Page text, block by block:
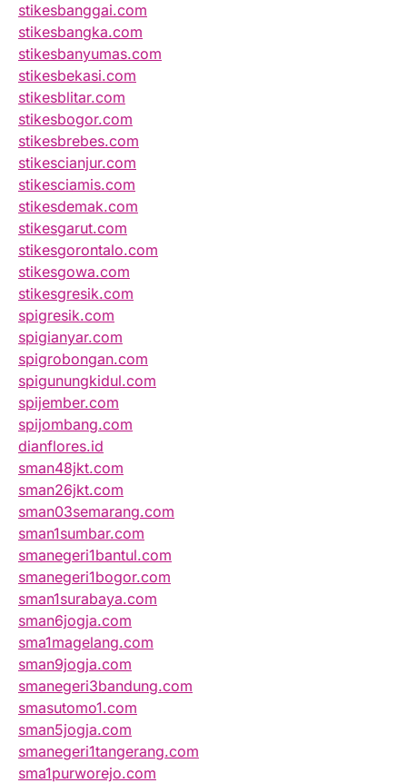
stikesbanggai.com
stikesbangka.com
stikesbanyumas.com
stikesbekasi.com
stikesblitar.com
stikesbogor.com
stikesbrebes.com
stikescianjur.com
stikesciamis.com
stikesdemak.com
stikesgarut.com
stikesgorontalo.com
stikesgowa.com
stikesgresik.com
spigresik.com
spigianyar.com
spigrobongan.com
spigunungkidul.com
spijember.com
spijombang.com
dianflores.id
sman48jkt.com
sman26jkt.com
sman03semarang.com
sman1sumbar.com
smanegeri1bantul.com
smanegeri1bogor.com
sman1surabaya.com
sman6jogja.com
sma1magelang.com
sman9jogja.com
smanegeri3bandung.com
smasutomo1.com
sman5jogja.com
smanegeri1tangerang.com
sma1purworejo.com